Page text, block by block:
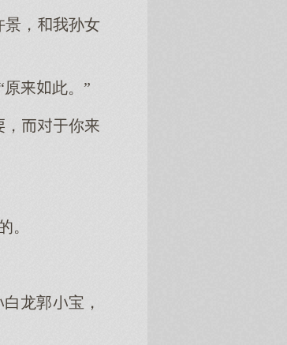
景，我孙女
原此。”
，你
。
龙郭宝，